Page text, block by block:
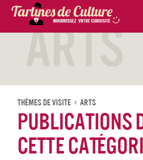
Arts
Thèmes De Visite Arts
Publications
cette